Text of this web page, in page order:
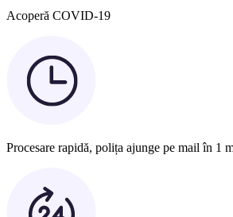
Acoperă COVID-19
Procesare rapidă, polița ajunge pe mail în 1